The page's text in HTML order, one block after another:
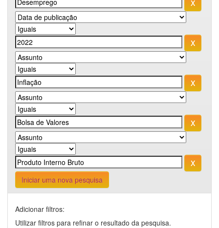
Iniciar uma nova pesquisa
Adicionar filtros:
Utilizar filtros para refinar o resultado da pesquisa.